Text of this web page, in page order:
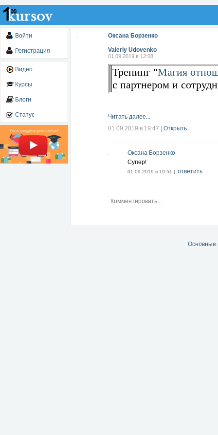
Войти
Регистрация
Видео
Курсы
Блоги
Статус
Оксана Борзенко
Valeriy Udovenko
01.09.2019 в 12:08
Тренинг "Магия
с партнером и
Читать далее...
01.09.2019 в 19:47
Открыть
Оксана Борзенко
Супер!
01.09.2019 в 19:51 | ответить
Основные